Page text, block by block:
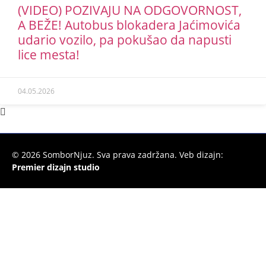
(VIDEO) POZIVAJU NA ODGOVORNOST,
A BEŽE! Autobus blokadera Jaćimovića
udario vozilo, pa pokušao da napusti
lice mesta!
04.05.2026
© 2026 SomborNjuz. Sva prava zadržana. Veb dizajn:
Premier dizajn studio